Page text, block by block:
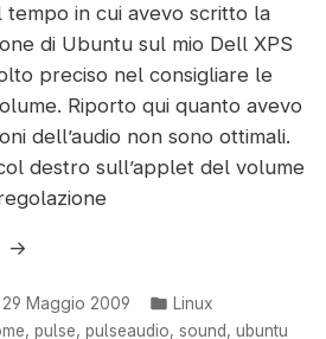
—
Guida
completa
in cui avevo scritto la
di Ubuntu sul mio Dell XPS
preciso nel consigliare le
Riporto qui quanto avevo
dell’audio non sono ottimali.
destro sull’applet del volume
“Risolto
problema
29 Maggio 2009
Pubblicato
in:
Linux
pulse pulseaudio sound ubuntu